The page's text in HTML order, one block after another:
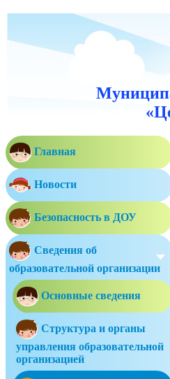
Главная
Новости
Безопасность в ДОУ
Сведения об
образовательной организации
Основные сведения
Структура и органы
управления образовательной
организацией